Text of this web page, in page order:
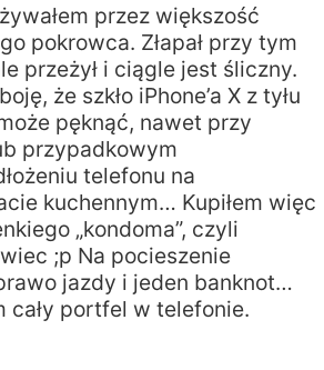
przez większość
pokrowca. Złapał przy tym
przeżył i ciągle jest śliczny.
że szkło iPhone’a X z tyłu
pęknąć, nawet przy
przypadkowym
telefonu na
kuchennym… Kupiłem więc
„kondoma”, czyli
;p Na pocieszenie
jazdy i jeden banknot…
cały portfel w telefonie.